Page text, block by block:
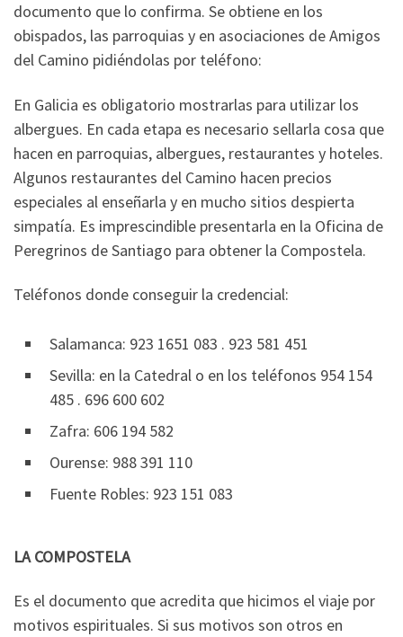
documento que lo confirma. Se obtiene en los
obispados, las parroquias y en asociaciones de Amigos
del Camino pidiéndolas por teléfono:
En Galicia es obligatorio mostrarlas para utilizar los
albergues. En cada etapa es necesario sellarla cosa que
hacen en parroquias, albergues, restaurantes y hoteles.
Algunos restaurantes del Camino hacen precios
especiales al enseñarla y en mucho sitios despierta
simpatía. Es imprescindible presentarla en la Oficina de
Peregrinos de Santiago para obtener la Compostela.
Teléfonos donde conseguir la credencial:
Salamanca: 923 1651 083 . 923 581 451
Sevilla: en la Catedral o en los teléfonos 954 154
485 . 696 600 602
Zafra: 606 194 582
Ourense: 988 391 110
Fuente Robles: 923 151 083
LA COMPOSTELA
Es el documento que acredita que hicimos el viaje por
motivos espirituales. Si sus motivos son otros en